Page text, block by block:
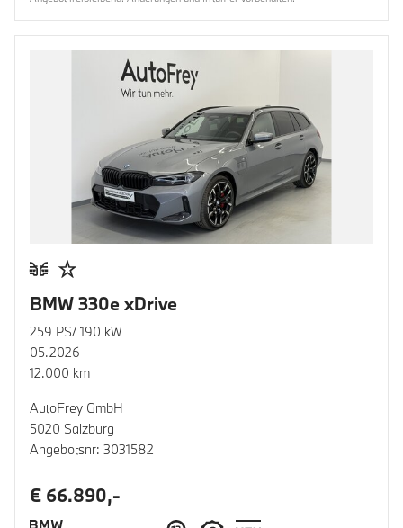
BMW 330e xDrive
259 PS/ 190 kW
05.2026
12.000 km
AutoFrey GmbH
5020 Salzburg
Angebotsnr: 3031582
€ 66.890,-